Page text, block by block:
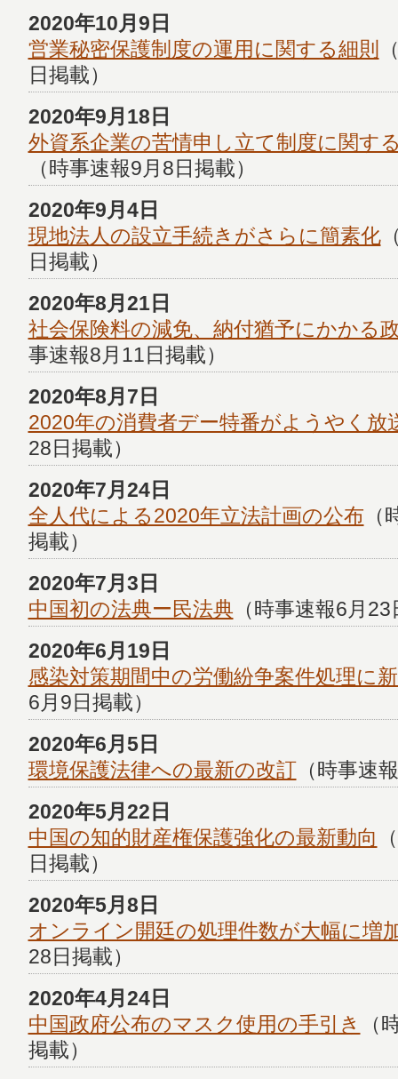
2020年10月9日
営業秘密保護制度の運用に関する細則
日掲載）
2020年9月18日
外資系企業の苦情申し立て制度に関す
（時事速報9月8日掲載）
2020年9月4日
現地法人の設立手続きがさらに簡素化
日掲載）
2020年8月21日
社会保険料の減免、納付猶予にかかる
事速報8月11日掲載）
2020年8月7日
2020年の消費者デー特番がようやく放
28日掲載）
2020年7月24日
全人代による2020年立法計画の公布
掲載）
2020年7月3日
中国初の法典ー民法典 （時事速報6月
2020年6月19日
感染対策期間中の労働紛争案件処理に
6月9日掲載）
2020年6月5日
環境保護法律への最新の改訂（時事速
2020年5月22日
中国の知的財産権保護強化の最新動向
日掲載）
2020年5月8日
オンライン開廷の処理件数が大幅に増
28日掲載）
2020年4月24日
中国政府公布のマスク使用の手引き
（
掲載）